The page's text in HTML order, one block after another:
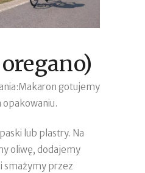
gotujemy
opakowaniu.
lub plastry. Na
oliwę, dodajemy
smażymy przez